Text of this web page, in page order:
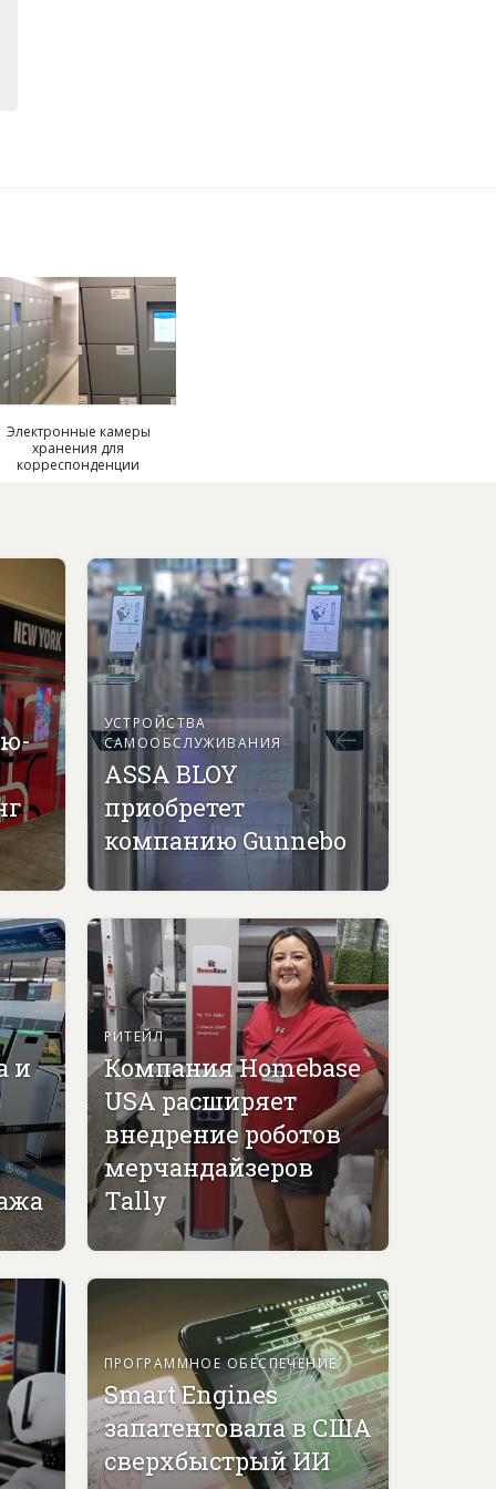
Электронные камеры
хранения для
корреспонденции
УСТРОЙСТВА
САМООБСЛУЖИВАНИЯ
ASSA BLOY
приобретет
компанию Gunnebo
и
РИТЕЙЛ
Компания Homebase
USA расширяет
внедрение роботов
мерчандайзеров
Tally
ПРОГРАММНОЕ ОБЕСПЕЧЕНИЕ
Smart Engines
запатентовала в США
сверхбыстрый ИИ